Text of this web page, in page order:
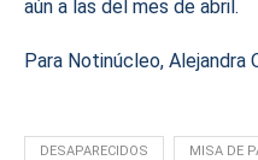
aún a las del mes de abril.
Para Notinúcleo, Alejandra
DESAPARECIDOS MISA DE